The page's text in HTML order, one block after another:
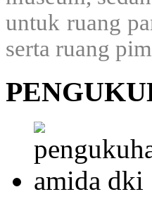
untuk ruang
serta ruang